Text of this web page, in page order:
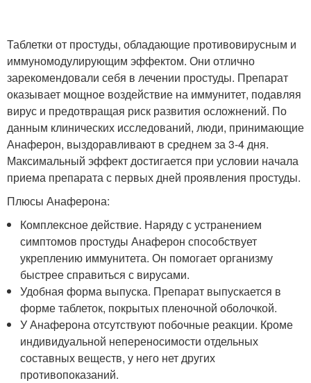
Таблетки от простуды, обладающие противовирусным и
иммуномодулирующим эффектом. Они отлично
зарекомендовали себя в лечении простуды. Препарат
оказывает мощное воздействие на иммунитет, подавляя
вирус и предотвращая риск развития осложнений. По
данным клинических исследований, люди, принимающие
Анаферон, выздоравливают в среднем за 3-4 дня.
Максимальный эффект достигается при условии начала
приема препарата с первых дней проявления простуды.
Плюсы Анаферона:
Комплексное действие. Наряду с устранением
симптомов простуды Анаферон способствует
укреплению иммунитета. Он помогает организму
быстрее справиться с вирусами.
Удобная форма выпуска. Препарат выпускается в
форме таблеток, покрытых пленочной оболочкой.
У Анаферона отсутствуют побочные реакции. Кроме
индивидуальной непереносимости отдельных
составных веществ, у него нет других
противопоказаний.